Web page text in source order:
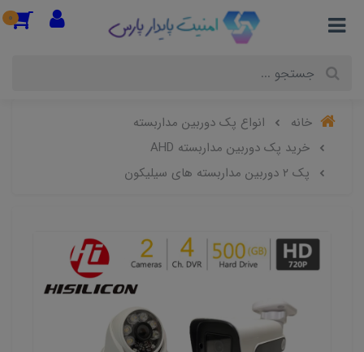
0
خانه
انواع پک دوربین مداربسته
خرید پک دوربین مداربسته AHD
پک ۲ دوربین مداربسته های سیلیکون